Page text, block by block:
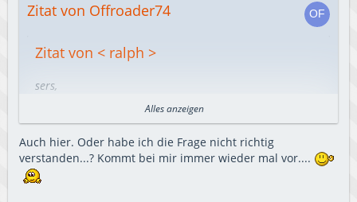
Zitat von Offroader74
Zitat von < ralph >
sers,
Gibts da noch mehr Detail- Bilder?
take care, save ride!
ralph
Alles anzeigen
Gut das ich von jeden Schritt ein Foto gemacht habe.
Alles anzeigen
Auch hier. Oder habe ich die Frage nicht richtig
verstanden...? Kommt bei mir immer wieder mal vor....